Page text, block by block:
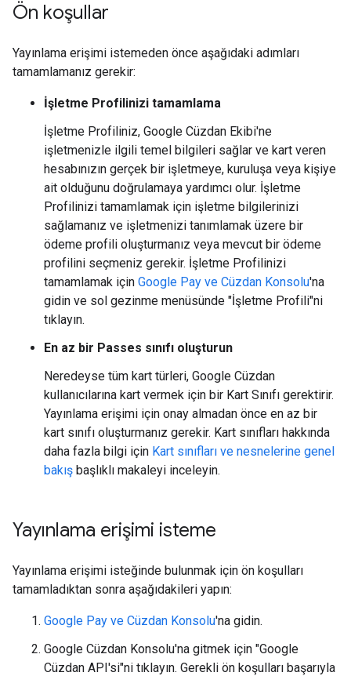
Ön koşullar
Yayınlama erişimi istemeden önce aşağıdaki adımları
tamamlamanız gerekir:
İşletme Profilinizi tamamlama
İşletme Profiliniz, Google Cüzdan Ekibi'ne
işletmenizle ilgili temel bilgileri sağlar ve kart veren
hesabınızın gerçek bir işletmeye, kuruluşa veya kişiye
ait olduğunu doğrulamaya yardımcı olur. İşletme
Profilinizi tamamlamak için işletme bilgilerinizi
sağlamanız ve işletmenizi tanımlamak üzere bir
ödeme profili oluşturmanız veya mevcut bir ödeme
profilini seçmeniz gerekir. İşletme Profilinizi
tamamlamak için Google Pay ve Cüzdan Konsolu'na
gidin ve sol gezinme menüsünde "İşletme Profili"ni
tıklayın.
En az bir Passes sınıfı oluşturun
Neredeyse tüm kart türleri, Google Cüzdan
kullanıcılarına kart vermek için bir Kart Sınıfı gerektirir.
Yayınlama erişimi için onay almadan önce en az bir
kart sınıfı oluşturmanız gerekir. Kart sınıfları hakkında
daha fazla bilgi için Kart sınıfları ve nesnelerine genel
bakış başlıklı makaleyi inceleyin.
Yayınlama erişimi isteme
Yayınlama erişimi isteğinde bulunmak için ön koşulları
tamamladıktan sonra aşağıdakileri yapın:
Google Pay ve Cüzdan Konsolu'na gidin.
Google Cüzdan Konsolu'na gitmek için "Google
Cüzdan API'si"ni tıklayın. Gerekli ön koşulları başarıyla